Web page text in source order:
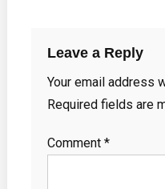
Leave a Reply
Your email address
Required fields are
Comment *